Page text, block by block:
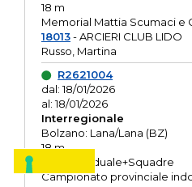
18 m
Memorial Mattia Scumaci e
18013- ARCIERI CLUB LIDO
Russo, Martina
R2621004
dal: 18/01/2026
al: 18/01/2026
Interregionale
Bolzano: Lana/Lana (BZ)
18 m
O.R. Individuale+Squadre
Campionato provinciale